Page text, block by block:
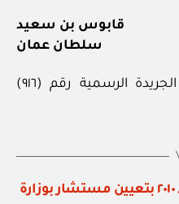
قابوس بن سعيد
سلطان عمان
نشر هذا المرسوم في عدد الجريدة الرسمية رقم (٩١٦)
مرسوم سلطاني رقم ٨٥ / ٢٠١٠ بتعيين مستشار بوزارة